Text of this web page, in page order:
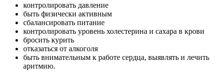
контролировать давление
быть физически активным
сбалансировать питание
контролировать уровень холестерина и сахара в крови
бросить курить
отказаться от алкоголя
быть внимательным к работе сердца, выявлять и лечить
аритмию.